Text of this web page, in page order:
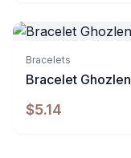
Bracelets
Bracelet Ghozlen
$5.14